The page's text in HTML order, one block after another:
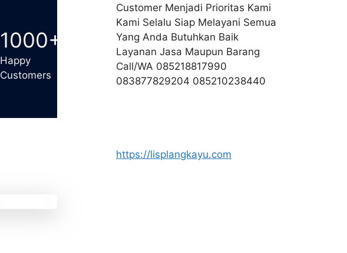
1000+
Happy
Customers
Customer Menjadi Prioritas Kami
Kami Selalu Siap Melayani Semua
Yang Anda Butuhkan Baik
Layanan Jasa Maupun Barang
Call/WA 085218817990
083877829204 085210238440
https://lisplangkayu.com